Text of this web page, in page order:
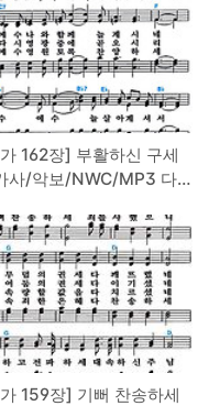
162장] 부활하신 구세
사/악보/NWC/MP3 다
159장] 기뻐 찬송하세